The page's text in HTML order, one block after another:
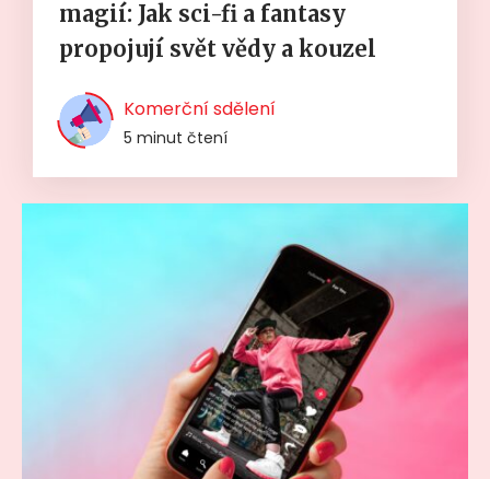
magií: Jak sci-fi a fantasy
propojují svět vědy a kouzel
Komerční sdělení
5 minut čtení